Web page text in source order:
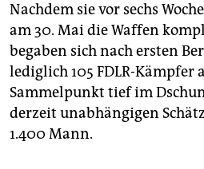
Nachdem sie vor sechs
am 30. Mai die Waffen
begaben sich nach ersten
lediglich 105 FDLR-Kämpfer
Sammelpunkt tief im
derzeit unabhängigen
1.400 Mann.